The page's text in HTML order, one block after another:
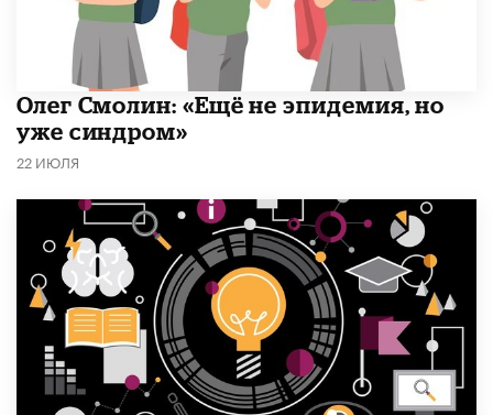
​Олег Смолин: «Ещё не эпидемия, но
уже синдром»
22 ИЮЛЯ